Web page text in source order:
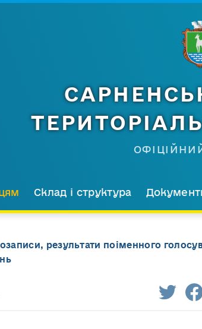
Склад і структура
результати поіменного